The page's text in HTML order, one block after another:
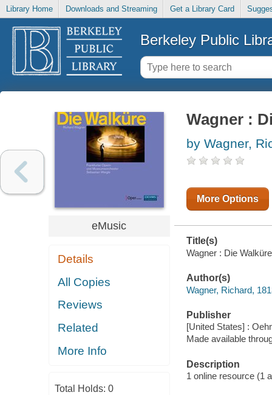
Library Home Downloads and Streaming Get a Library Card
Berkeley Public
eMusic
Details
All Copies
Reviews
Related
More Info
Total Holds: 0
Wagner :
by Wagner,
More Options
Title(s)
Wagner : Die
Author(s)
Wagner, Richard,
Publisher
[United States] :
Made available
Description
1 online resource (1